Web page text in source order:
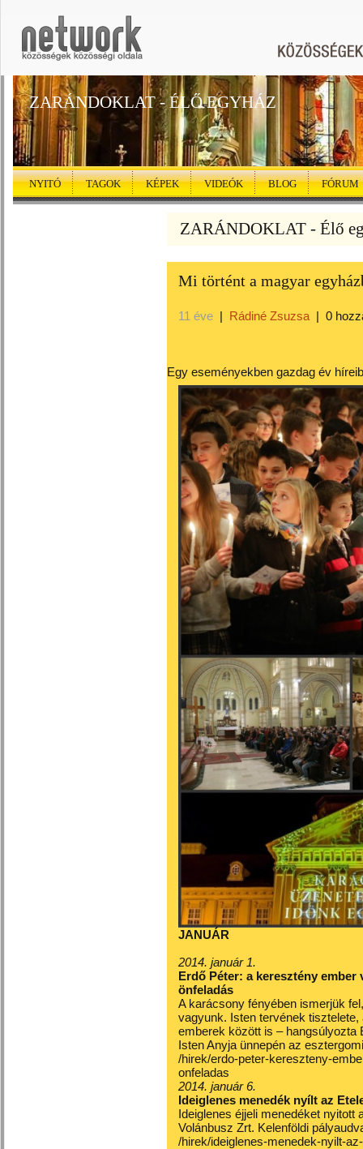
ZARÁNDOKLAT - ÉLŐ EGYHÁZ
NYITÓ TAGOK KÉPEK VIDEÓK BLOG FÓRUM
ZARÁNDOKLAT - Élő
Mi történt a magyar
11 éve | Rádiné Zsuzsa | 0
Egy eseményekben gazdag év
JANUÁR
2014. január 1.
Erdő Péter: a keresztény
önfeladás
A karácsony fényében ismerjük
vagyunk. Isten tervének
emberek között is – hangsúlyozta
Isten Anyja ünnepén az
/hirek/erdo-peter-kereszteny-
onfeladas
2014. január 6.
Ideiglenes menedék nyílt az
Ideiglenes éjjeli menedéket nyitott
Volánbusz Zrt. Kelenföldi
/hirek/ideiglenes-menedek-nyilt-